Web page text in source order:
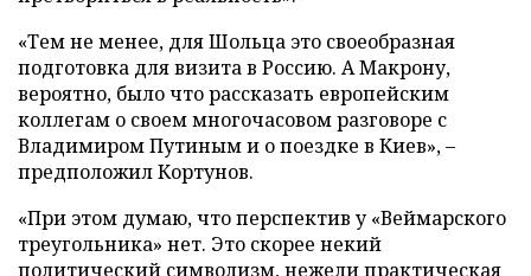
«Тем не менее, для Шольца это своеобразная
подготовка для визита в Россию. А Макрону,
вероятно, было что рассказать европейским
коллегам о своем многочасовом разговоре с
Владимиром Путиным и о поездке в Киев», –
предположил Кортунов.
«При этом думаю, что перспектив у «Веймарского
треугольника» нет. Это скорее некий
политический символизм, нежели практическая